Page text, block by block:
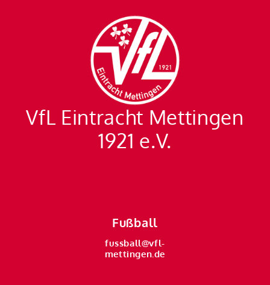
VfL Eintracht Mettingen
1921 e.V.
Fußball
fussball@vfl-
mettingen.de